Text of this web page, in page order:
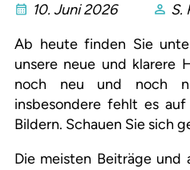
10. Juni 2026
S.
Ab heute finden Sie
unsere neue und klarere
noch neu und noch
insbesondere fehlt es
Bildern. Schauen Sie sich
Die meisten Beiträge und